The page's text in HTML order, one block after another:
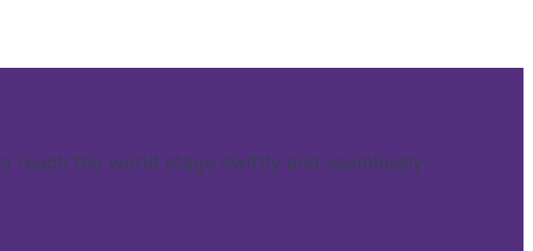
reach the world stage swiftly and seamlessly